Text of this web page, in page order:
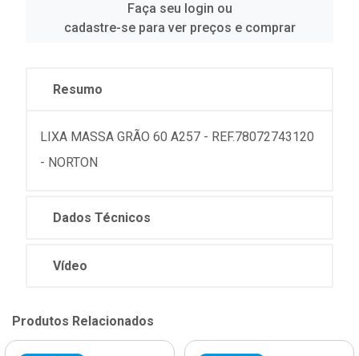
Faça seu login ou
cadastre-se para ver preços e comprar
Resumo
LIXA MASSA GRÃO 60 A257 - REF.78072743120
- NORTON
Dados Técnicos
Vídeo
Produtos Relacionados